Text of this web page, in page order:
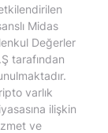
Midas
Değerler
tarafından
varlık
ilişkin
ve